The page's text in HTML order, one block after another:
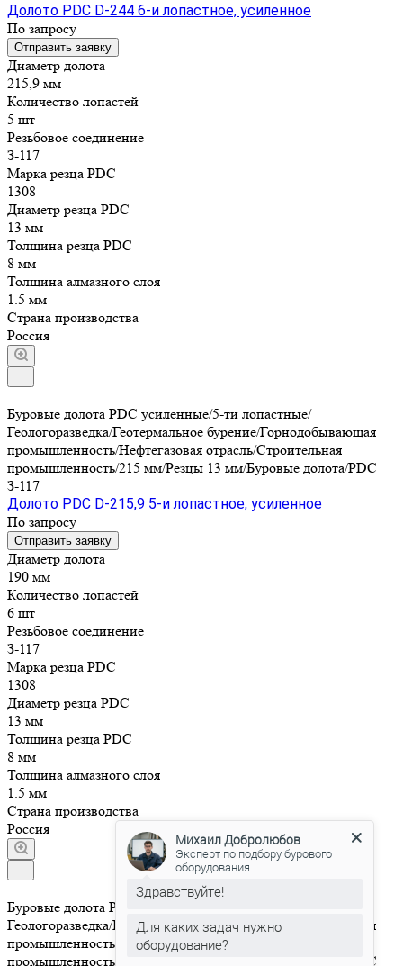
Долото PDC D-244 6-и лопастное, усиленное
По запросу
Отправить заявку
Диаметр долота
215,9 мм
Количество лопастей
5 шт
Резьбовое соединение
З-117
Марка резца PDC
1308
Диаметр резца PDC
13 мм
Толщина резца PDC
8 мм
Толщина алмазного слоя
1.5 мм
Страна производства
Россия
Буровые долота PDC усиленные/5-ти лопастные/
Геологоразведка/Геотермальное бурение/Горнодобывающая
промышленность/Нефтегазовая отрасль/Строительная
промышленность/215 мм/Резцы 13 мм/Буровые долота/PDC
З-117
Долото PDC D-215,9 5-и лопастное, усиленное
По запросу
Отправить заявку
Диаметр долота
190 мм
Количество лопастей
6 шт
Резьбовое соединение
З-117
Марка резца PDC
1308
Диаметр резца PDC
13 мм
Толщина резца PDC
8 мм
Толщина алмазного слоя
1.5 мм
Страна производства
Россия
Буровые долота PDC усиленные/6-ти лопастные/
Геологоразведка/Геотермальное бурение/Горнодобывающая
промышленность/Нефтегазовая отрасль/Строительная
промышленность/190 мм/Резцы 13 мм/Буровые долота/PDC
Михаил Добролюбов
Эксперт по подбору бурового
оборудования
Здравствуйте!
Для каких задач нужно
оборудование?